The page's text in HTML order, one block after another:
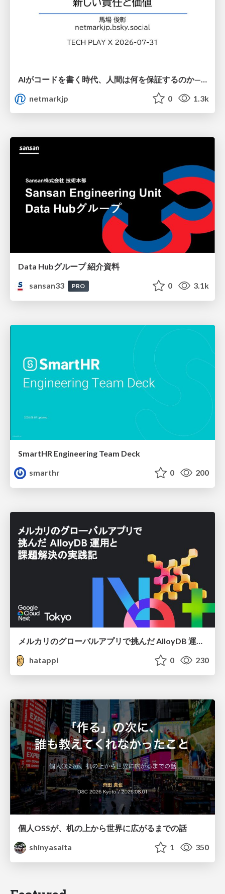
netmarkjp
0 1.3k
Data Hubグループ 紹介資料
sansan33
PRO 0 3.1k
SmartHR Engineering Team Deck
smarthr
0 200
hatappi
0 230
個人OSSが、机の上から世界に広がるまでの話
shinyasaita
1 350